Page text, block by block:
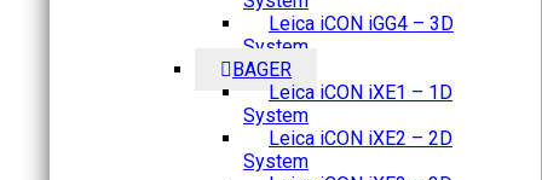
Leica iCON iGG4 – 3D
System
BAGER
Leica iCON iXE1 – 1D
System
Leica iCON iXE2 – 2D
System